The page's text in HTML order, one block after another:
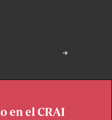
en el CRAI